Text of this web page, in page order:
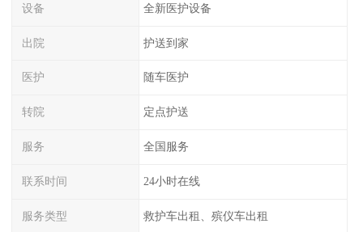
设备 全新医护设备
出院 护送到家
医护 随车医护
转院 定点护送
服务 全国服务
联系时间 24小时在线
服务类型 救护车出租、殡仪车出租